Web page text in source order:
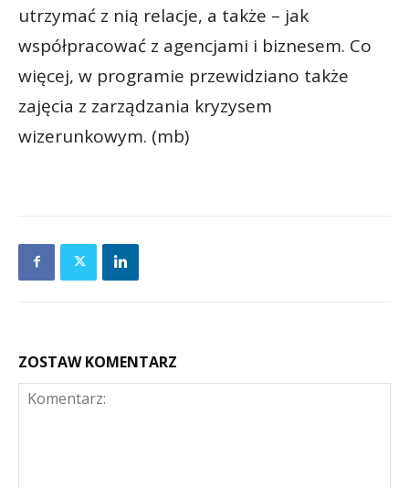
utrzymać z nią relacje, a także – jak
współpracować z agencjami i biznesem. Co
więcej, w programie przewidziano także
zajęcia z zarządzania kryzysem
wizerunkowym. (mb)
ZOSTAW KOMENTARZ